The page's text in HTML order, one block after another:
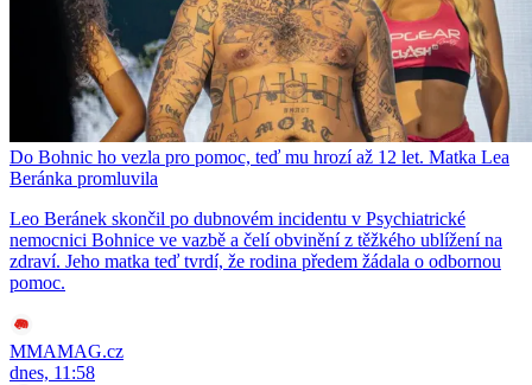
Do Bohnic ho vezla pro pomoc, teď mu hrozí až 12 let. Matka Lea
Beránka promluvila
Leo Beránek skončil po dubnovém incidentu v Psychiatrické
nemocnici Bohnice ve vazbě a čelí obvinění z těžkého ublížení na
zdraví. Jeho matka teď tvrdí, že rodina předem žádala o odbornou
pomoc.
MMAMAG.cz
dnes, 11:58